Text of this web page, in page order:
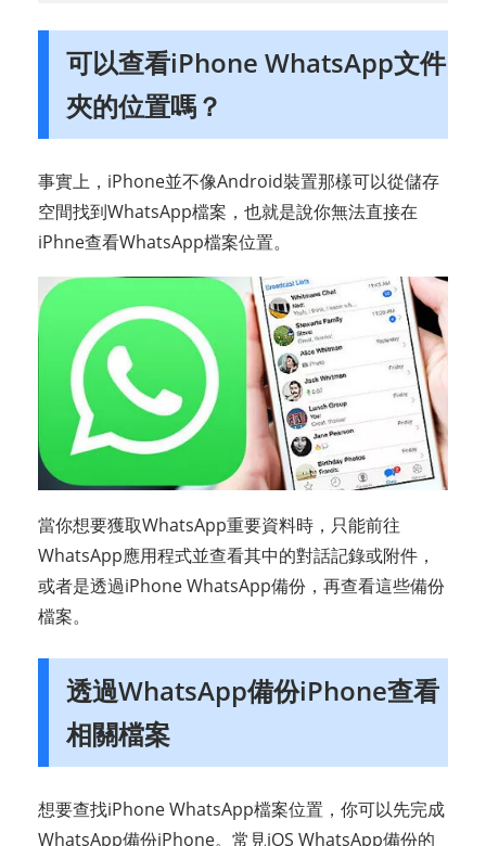
可以查看iPhone WhatsApp文件
夾的位置嗎？
事實上，iPhone並不像Android裝置那樣可以從儲存
空間找到WhatsApp檔案，也就是說你無法直接在
iPhne查看WhatsApp檔案位置。
當你想要獲取WhatsApp重要資料時，只能前往
WhatsApp應用程式並查看其中的對話記錄或附件，
或者是透過iPhone WhatsApp備份，再查看這些備份
檔案。
透過WhatsApp備份iPhone查看
相關檔案
想要查找iPhone WhatsApp檔案位置，你可以先完成
WhatsApp備份iPhone。常見iOS WhatsApp備份的